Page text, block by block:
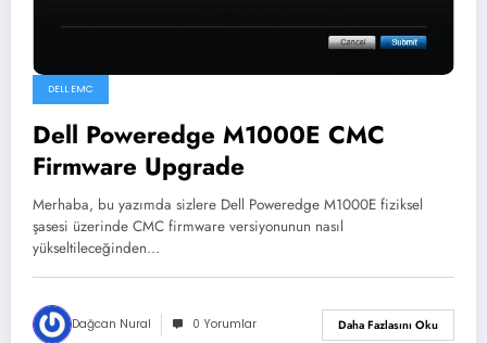
DELL EMC
Dell Poweredge M1000E CMC
Firmware Upgrade
Merhaba, bu yazımda sizlere Dell Poweredge M1000E fiziksel
şasesi üzerinde CMC firmware versiyonunun nasıl
yükseltileceğinden…
Dağcan Nural 0 Yorumlar Daha Fazlasını Oku